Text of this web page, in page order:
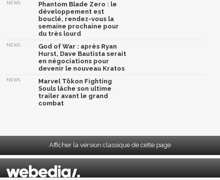
NEWS
Phantom Blade Zero : le
développement est
bouclé, rendez-vous la
semaine prochaine pour
du très lourd
NEWS
God of War : après Ryan
Hurst, Dave Bautista serait
en négociations pour
devenir le nouveau Kratos
NEWS
Marvel Tōkon Fighting
Souls lâche son ultime
trailer avant le grand
combat
Afficher la version classique de cette page